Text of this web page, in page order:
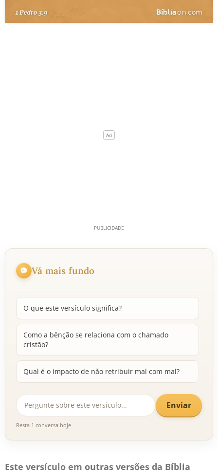
QUEM SOMOS
Vá mais fundo
O que este versículo significa?
Como a bênção se relaciona com o chamado
cristão?
Qual é o impacto de não retribuir mal com mal?
Enviar
Resta 1 conversa hoje
Este versículo em outras versões da Bíblia